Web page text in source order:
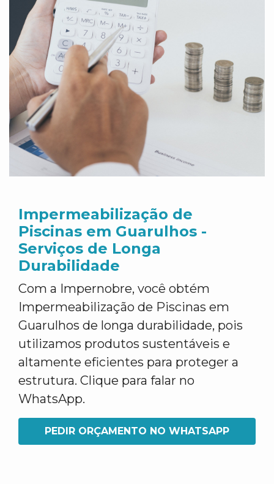
Impermeabilização de
Piscinas em Guarulhos -
Serviços de Longa
Durabilidade
Com a Impernobre, você obtém
Impermeabilização de Piscinas em
Guarulhos de longa durabilidade, pois
utilizamos produtos sustentáveis e
altamente eficientes para proteger a
estrutura. Clique para falar no
WhatsApp.
PEDIR ORÇAMENTO NO WHATSAPP